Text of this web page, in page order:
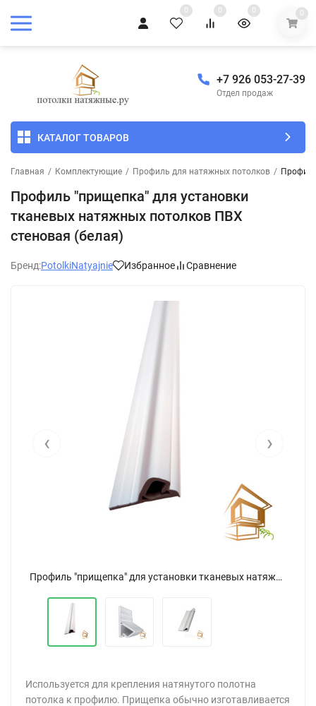
0 0 0 0
+7 926 053-27-39
Отдел продаж
КАТАЛОГ ТОВАРОВ
Главная / Комплектующие / Профиль для натяжных потолков /
Профиль "прищепка" для установки
тканевых натяжных потолков ПВХ
стеновая (белая)
Бренд:PotolkiNatyajnie Избранное Сравнение
Профиль "прищепка" для установки тканевых натяжных потолков ПВХ стеновая (белая)
‹ ›
Используется для крепления натянутого полотна
потолка к профилю. Прищепка обычно изготавливается